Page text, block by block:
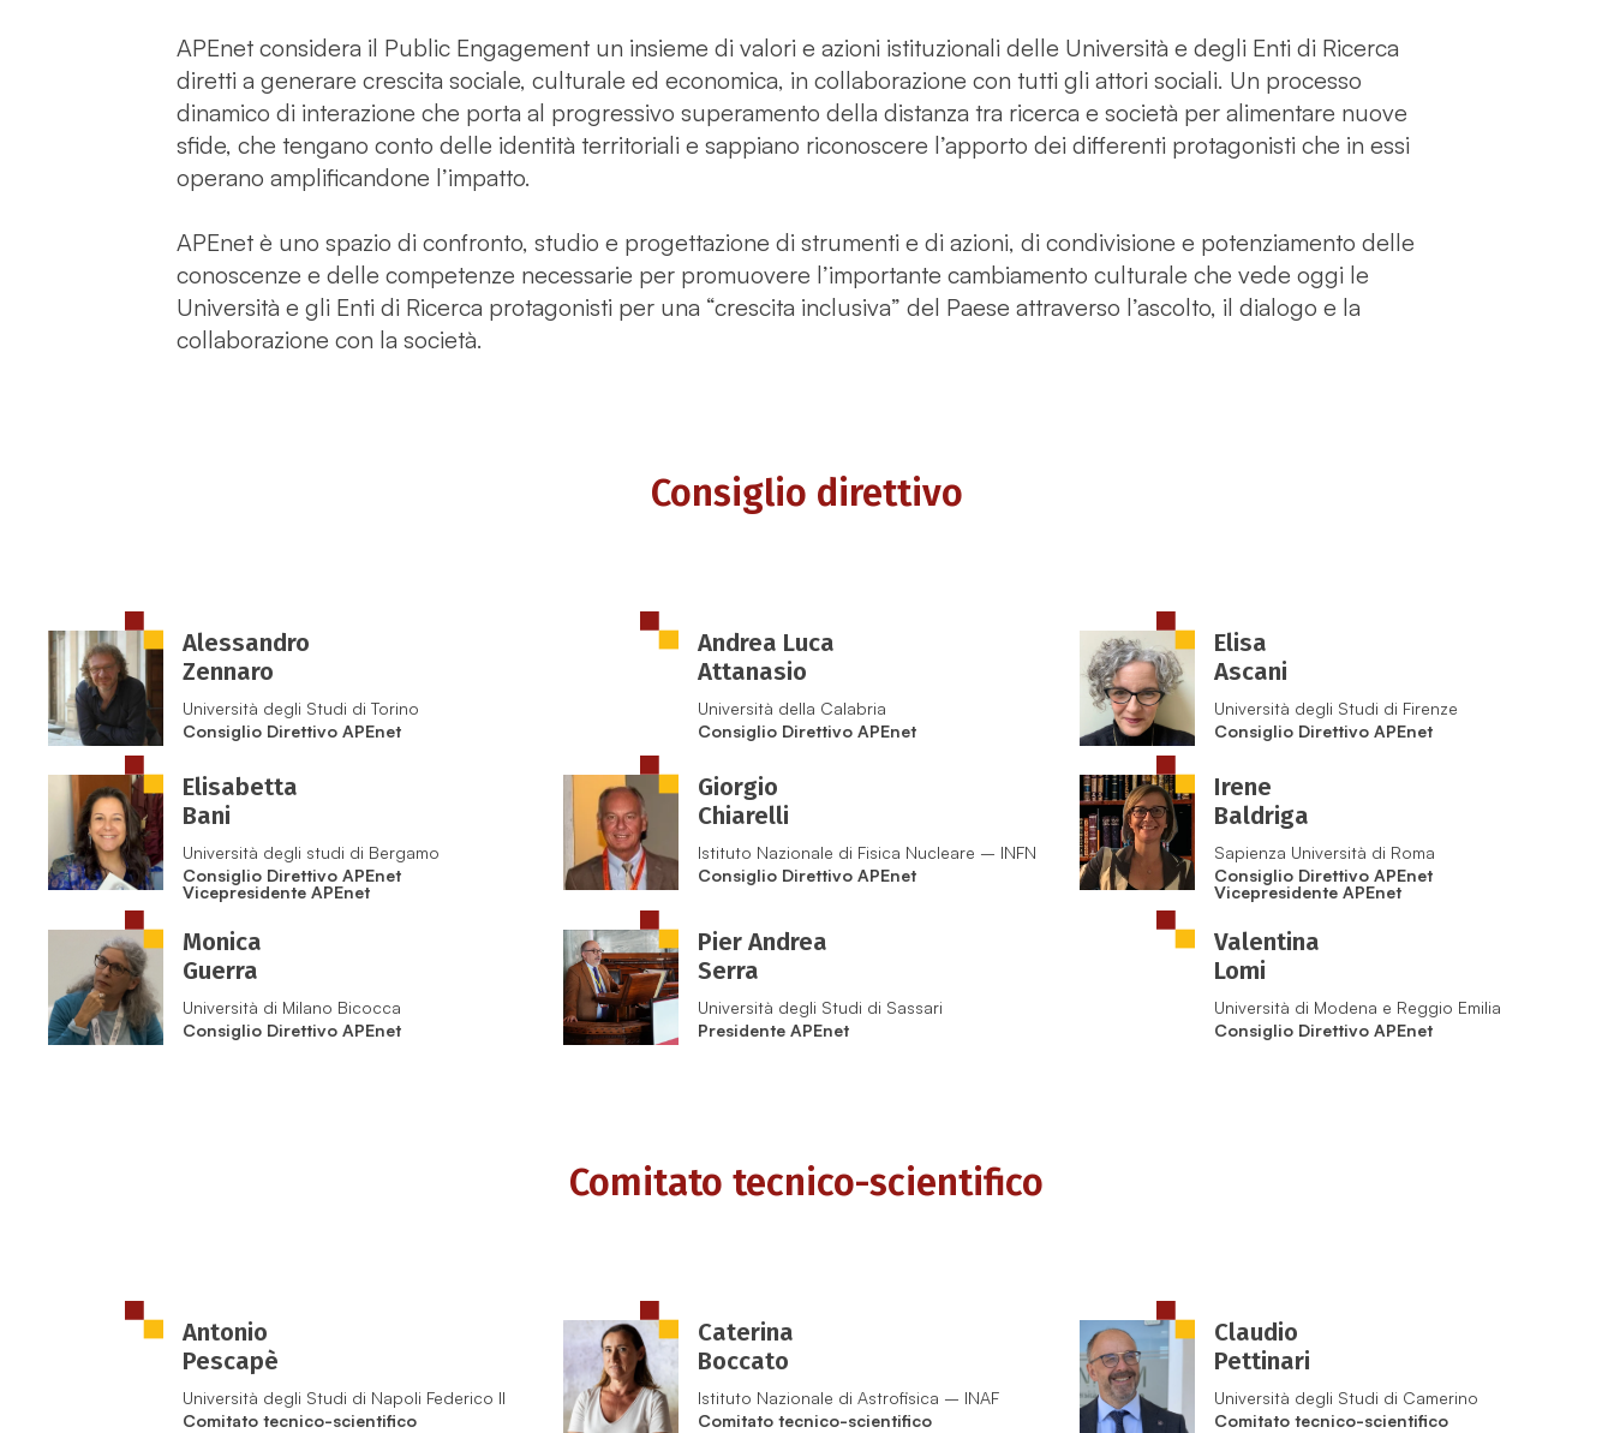
APEnet considera il Public Engagement un insieme di valori e azioni istituzionali delle Università e degli Enti di Ricerca
diretti a generare crescita sociale, culturale ed economica, in collaborazione con tutti gli attori sociali. Un processo
dinamico di interazione che porta al progressivo superamento della distanza tra ricerca e società per alimentare nuove
sfide, che tengano conto delle identità territoriali e sappiano riconoscere l’apporto dei differenti protagonisti che in essi
operano amplificandone l’impatto.
APEnet è uno spazio di confronto, studio e progettazione di strumenti e di azioni, di condivisione e potenziamento delle
conoscenze e delle competenze necessarie per promuovere l’importante cambiamento culturale che vede oggi le
Università e gli Enti di Ricerca protagonisti per una “crescita inclusiva” del Paese attraverso l’ascolto, il dialogo e la
collaborazione con la società.
Consiglio direttivo
Alessandro
Zennaro
Università degli Studi di Torino
Consiglio Direttivo APEnet
Andrea Luca
Attanasio
Università della Calabria
Consiglio Direttivo APEnet
Elisa
Ascani
Università degli Studi di Firenze
Consiglio Direttivo APEnet
Elisabetta
Bani
Università degli studi di Bergamo
Consiglio Direttivo APEnet
Vicepresidente APEnet
Giorgio
Chiarelli
Istituto Nazionale di Fisica Nucleare – INFN
Consiglio Direttivo APEnet
Irene
Baldriga
Sapienza Università di Roma
Consiglio Direttivo APEnet
Vicepresidente APEnet
Monica
Guerra
Università di Milano Bicocca
Consiglio Direttivo APEnet
Pier Andrea
Serra
Università degli Studi di Sassari
Presidente APEnet
Valentina
Lomi
Università di Modena e Reggio Emilia
Consiglio Direttivo APEnet
Comitato tecnico-scientifico
Antonio
Pescapè
Università degli Studi di Napoli Federico II
Comitato tecnico-scientifico
Caterina
Boccato
Istituto Nazionale di Astrofisica – INAF
Comitato tecnico-scientifico
Claudio
Pettinari
Università degli Studi di Camerino
Comitato tecnico-scientifico